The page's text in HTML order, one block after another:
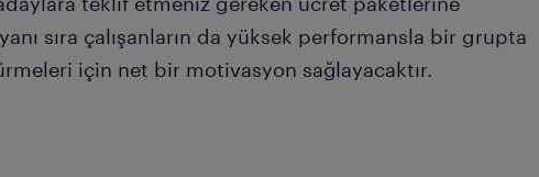
sıra çalışanların da yüksek performansla bir grupta
için net bir motivasyon sağlayacaktır.